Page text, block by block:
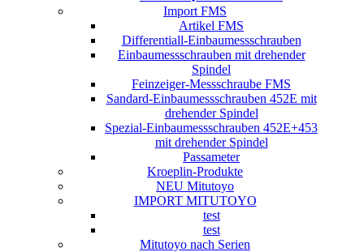
Import FMS
Artikel FMS
Differentiall-Einbaumessschrauben
Einbaumessschrauben mit drehender
Spindel
Feinzeiger-Messschraube FMS
Sandard-Einbaumessschrauben 452E mit
drehender Spindel
Spezial-Einbaumessschrauben 452E+453
mit drehender Spindel
Passameter
Kroeplin-Produkte
NEU Mitutoyo
IMPORT MITUTOYO
test
test
Mitutoyo nach Serien